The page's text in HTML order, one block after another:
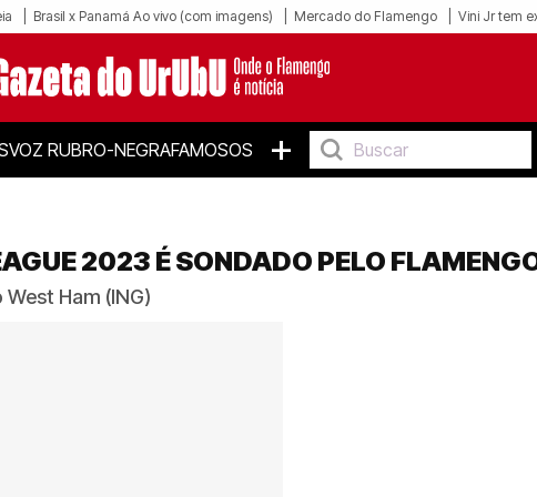
Brasil x Panamá Ao vivo (com imagens) Mercado do Flamengo Vini Jr tem
VOZ RUBRO-NEGRAFAMOSOS +
2023 É SONDADO PELO
Ham (ING)